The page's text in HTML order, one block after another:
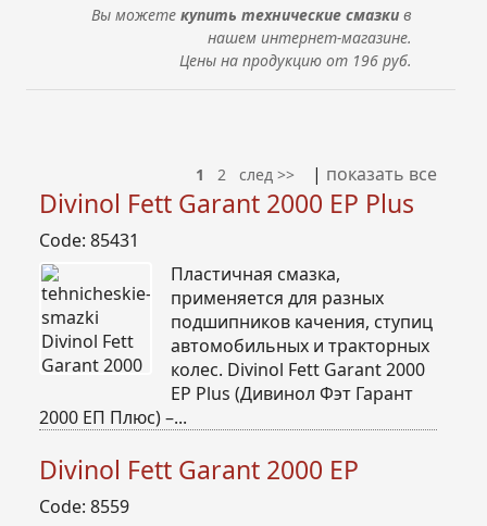
Вы можете купить технические смазки в
нашем интернет-магазине.
Цены на продукцию от 196 руб.
1 2 след >> | показать все
Divinol Fett Garant 2000 EP Plus
Code: 85431
Пластичная смазка,
применяется для разных
подшипников качения, ступиц
автомобильных и тракторных
колес. Divinol Fett Garant 2000
EP Plus (Дивинол Фэт Гарант
2000 EП Плюс) –...
Divinol Fett Garant 2000 EP
Code: 8559